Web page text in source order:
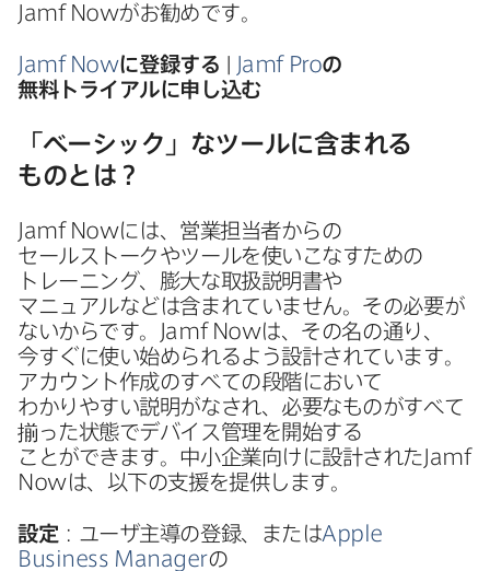
Jamf Nowが​お勧めです。
Jamf Nowに​登録する Jamf Proの​
無料トライアルに​申し込む
「ベーシック」な​ツールに​含まれる​
ものとは？
Jamf Nowには、​営業担当者からの​
セールストークや​ツールを​使いこな​すための​
トレーニング、​膨大な​取扱説明書や​
マニュアルなどは​含まれていません。​その​必要が​
ないからです。
Jamf Nowは、​その名の​通り、​
今すぐに​使い​始められる​よう​設計されています。​
アカウント作成の​すべての​段階に​おいて​
わかりやすい​説明が​なされ、​必要な​ものが​すべて​
揃った​状態で​デバイス管理を​開始する​
ことができます。​中小企業向けに​設計された Jamf
Nowは、​以下の​支援を​提供します。
設定 ：ユーザ主導の​登録、​またはApple
Business Managerの​